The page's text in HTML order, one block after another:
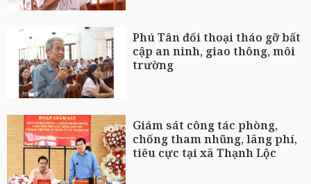
Phú Tân đối thoại tháo gỡ bất
cập an ninh, giao thông, môi
trường
Giám sát công tác phòng,
chống tham nhũng, lãng phí,
tiêu cực tại xã Thạnh Lộc